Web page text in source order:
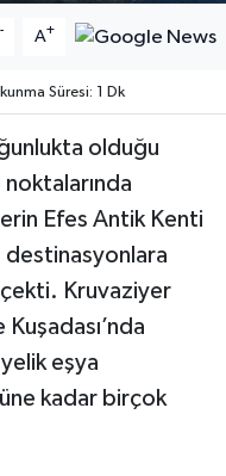
- A+
Süresi: 1 Dk
olduğu
Efes Antik Kenti
destinasyonlara
Kruvaziyer
eşya
kadar birçok